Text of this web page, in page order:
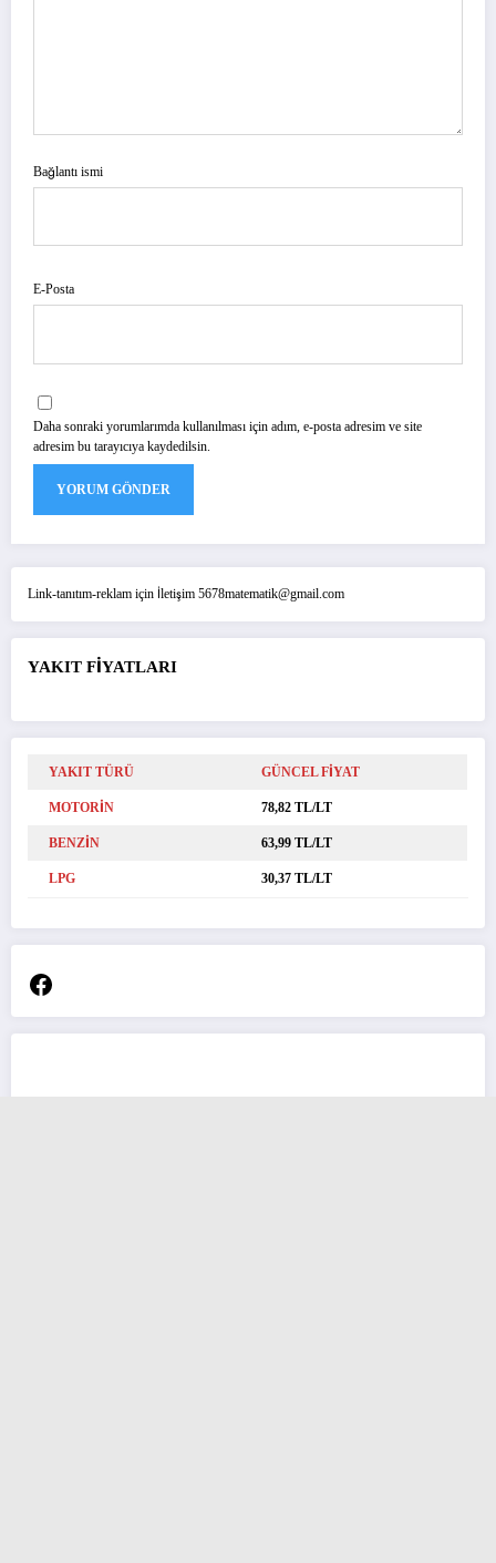
Bağlantı ismi
E-Posta
Daha sonraki yorumlarımda kullanılması için adım, e-posta adresim ve site
adresim bu tarayıcıya kaydedilsin.
Link-tanıtım-reklam için İletişim 5678matematik@gmail.com
YAKIT FİYATLARI
YAKIT TÜRÜ GÜNCEL FİYAT
MOTORİN 78,82 TL/LT
BENZİN 63,99 TL/LT
LPG 30,37 TL/LT
Facebook